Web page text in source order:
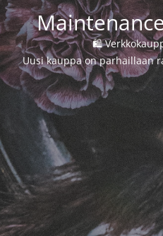
🛍️
Uusi kauppa on parhaillaan